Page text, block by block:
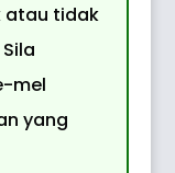
atau tidak
mel
yang